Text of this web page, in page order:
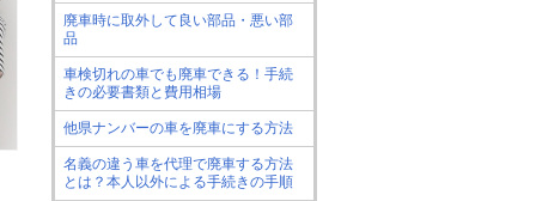
廃車時に取外して良い部品・悪い部
品
車検切れの車でも廃車できる！手続
きの必要書類と費用相場
他県ナンバーの車を廃車にする方法
名義の違う車を代理で廃車する方法
とは？本人以外による手続きの手順